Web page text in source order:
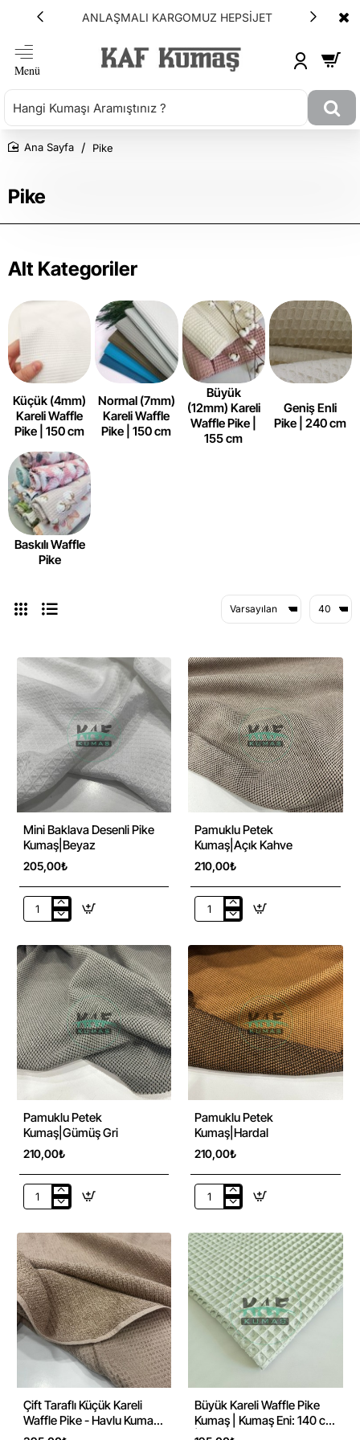
ANLAŞMALI KARGOMUZ HEPSİJET
Pike
Pike
Alt Kategoriler
Küçük (4mm)
Kareli Waffle
Pike | 150 cm
Normal (7mm)
Kareli Waffle
Pike | 150 cm
Büyük
(12mm) Kareli
Waffle Pike |
155 cm
Geniş Enli
Pike | 240 cm
Baskılı Waffle
Pike
Mini Baklava Desenli Pike
Kumaş|Beyaz
205,00₺
Mini
Desenli
Pike
Kumaş|Beyaz
Pamuklu Petek
Kumaş|Açık Kahve
210,00₺
Pamuklu
Kumaş|Açık
Kahve
Pamuklu Petek
Kumaş|Gümüş Gri
210,00₺
Pamuklu
Kumaş|Gümüş
Gri
Pamuklu Petek
Kumaş|Hardal
210,00₺
Pamuklu
Kumaş|Hardal
Çift Taraflı Küçük Kareli
Waffle Pike - Havlu Kumaş |
Kahverengi
Büyük Kareli Waffle Pike
Kumaş | Kumaş Eni: 140 cm
| W-17 Açık Mint